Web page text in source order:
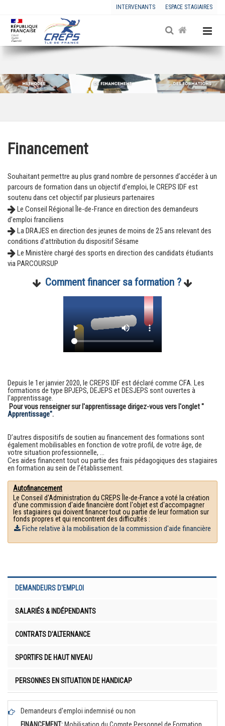
INTERVENANTS ESPACE STAGIAIRES
Financement
Souhaitant permettre au plus grand nombre de personnes d’accéder à un
parcours de formation dans un objectif d’emploi, le CREPS IDF est
soutenu dans cet objectif par plusieurs partenaires
e Conseil Régional Île-de-France en direction des demandeurs
d’emploi franciliens
La DRAJES en direction des jeunes de moins de 25 ans relevant des
conditions d'attribution du dispositif Sésame
Le Ministère chargé des sports en direction des candidats étudiants
via PARCOURSUP
Comment financer sa formation ?
Depuis le 1er janvier 2020, le CREPS IDF est déclaré comme CFA. Les
formations de type BPJEPS, DEJEPS et DESJEPS sont ouvertes à
l'apprentissage.
Pour vous renseigner sur l'apprentissage dirigez-vous vers l'onglet "
Apprentissage".
D’autres dispositifs de soutien au financement des formations sont
également mobilisables en fonction de votre profil, de votre âge, de
votre situation professionnelle, ...
Ces aides financent tout ou partie des frais pédagogiques des stagiaires
en formation au sein de l’établissement.
Autofinancement
Le Conseil d'Administration du CREPS Île-de-France a voté la création
d'une commission d'aide financière dont l'objet est d'accompagner
les stagiaires qui doivent financer tout ou partie de leur formation sur
fonds propres et qui rencontrent des difficultés :
Fiche relative à la mobilisation de la commission d'aide financière
DEMANDEURS D'EMPLOI
SALARIÉS & INDÉPENDANTS
CONTRATS D'ALTERNANCE
SPORTIFS DE HAUT NIVEAU
PERSONNES EN SITUATION DE HANDICAP
Demandeurs d'emploi indemnisé ou non
FINANCEMENT:Mobilisation du Compte Personnel de Formation